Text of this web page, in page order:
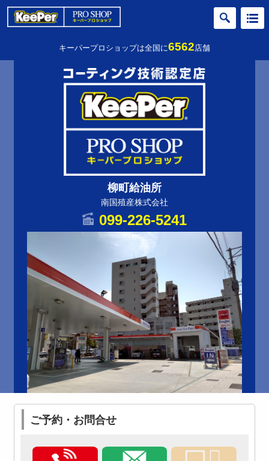
キーパープロショップは全国に6562店舗
柳町給油所
南国殖産株式会社
099-226-5241
ご予約・お問合せ